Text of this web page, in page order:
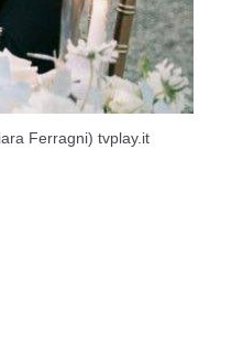
Ferragni) tvplay.it